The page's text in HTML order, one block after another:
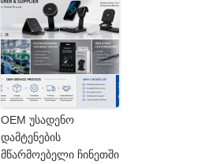
OEM უსადენო
დამტენების
მწარმოებელი ჩინეთში